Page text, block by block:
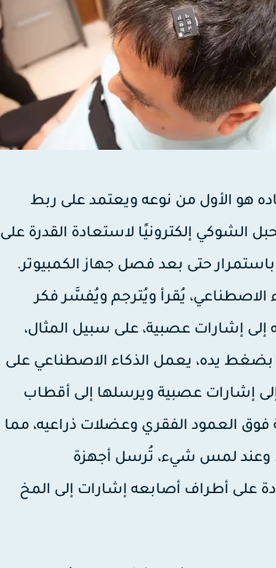
هو الأول من نوعه ويعتمد على ربط
الشوكي إلكترونيًا لاستعادة القدرة على
حتى بعد فصل جهاز الكمبيوتر.
يُقرأ ويُترجم ويُفسَّر فكر
إشارات عصبية، على سبيل المثال،
يده، يعمل الذكاء الاصطناعي على
إشارات عصبية ويرسلها إلى أقطاب
العمود الفقري وعضلات ذراعيه، مما
لمس شيء، تُرسل أجهزة
أطراف أصابعه إشارات إلى المخ